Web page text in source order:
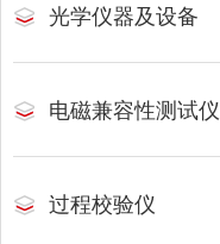
光学仪器及设备
电磁兼容性测试仪
过程校验仪